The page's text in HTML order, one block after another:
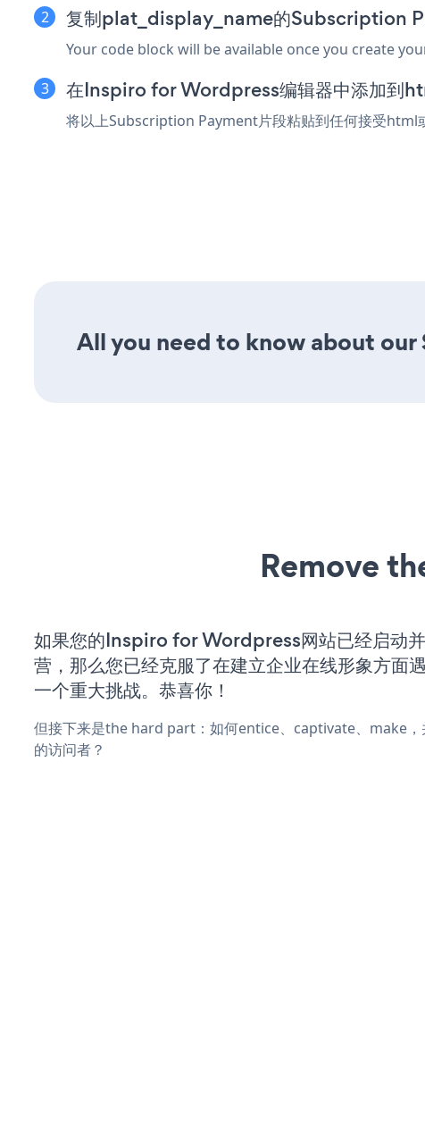
复制plat_display_name的Subscription
Your code block will be available once you create
在Inspiro for Wordpress编辑器中添加到
将以上Subscription Payment片段粘贴到任何接受
All you need to know about
Remove
如果您的Inspiro for Wordpress网站已经启动
营，那么您已经克服了在建立企业在线形象方面
一个重大挑战。恭喜你！
但接下来是the hard part：如何entice、captivate、make，
的访问者？